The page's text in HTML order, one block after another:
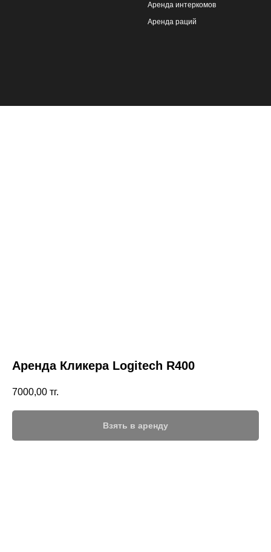
Аренда интеркомов
Аренда раций
Аренда Кликера Logitech R400
7000,00 тг.
Взять в аренду